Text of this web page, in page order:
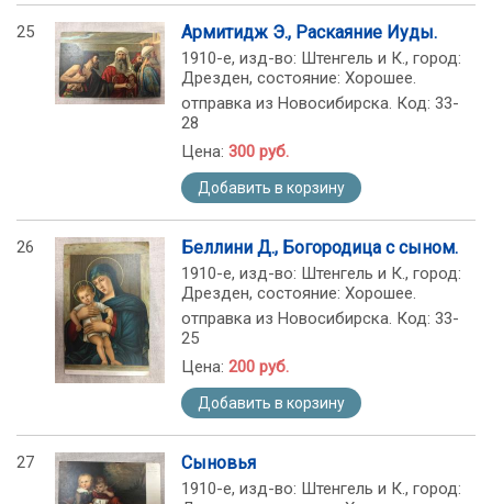
25 Армитидж Э., Раскаяние Иуды.
1910-е, изд-во: Штенгель и К., город:
Дрезден, состояние: Хорошее.
отправка из Новосибирска. Код: 33-
28
Цена: 300 руб.
Добавить в корзину
26 Беллини Д., Богородица с сыном.
1910-е, изд-во: Штенгель и К., город:
Дрезден, состояние: Хорошее.
отправка из Новосибирска. Код: 33-
25
Цена: 200 руб.
Добавить в корзину
27 Сыновья
1910-е, изд-во: Штенгель и К., город: